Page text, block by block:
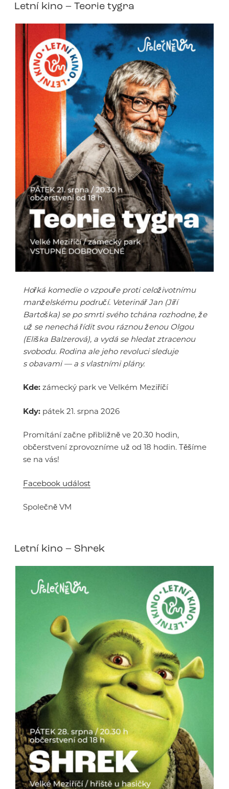
Letní kino – Teorie tygra
Hořká komedie o vzpouře proti celoživotnímu
manželskému područí. Veterinář Jan (Jiří
Bartoška) se po smrti svého tchána rozhodne, že
už se nenechá řídit svou ráznou ženou Olgou
(Eliška Balzerová), a vydá se hledat ztracenou
svobodu. Rodina ale jeho revoluci sleduje
s obavami — a s vlastními plány.
Kde: zámecký park ve Velkém Meziříčí
Kdy: pátek 21. srpna 2026
Promítání začne přibližně ve 20.30 hodin,
občerstvení zprovozníme už od 18 hodin. Těšíme
se na vás!
Facebook událost
Společně VM
Letní kino – Shrek